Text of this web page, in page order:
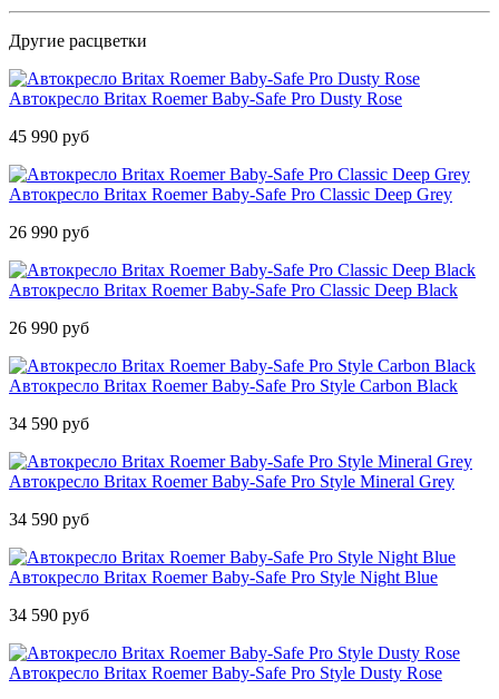
Другие расцветки
Автокресло Britax Roemer Baby-Safe Pro Dusty Rose
45 990 руб
Автокресло Britax Roemer Baby-Safe Pro Classic Deep Grey
26 990 руб
Автокресло Britax Roemer Baby-Safe Pro Classic Deep Black
26 990 руб
Автокресло Britax Roemer Baby-Safe Pro Style Carbon Black
34 590 руб
Автокресло Britax Roemer Baby-Safe Pro Style Mineral Grey
34 590 руб
Автокресло Britax Roemer Baby-Safe Pro Style Night Blue
34 590 руб
Автокресло Britax Roemer Baby-Safe Pro Style Dusty Rose